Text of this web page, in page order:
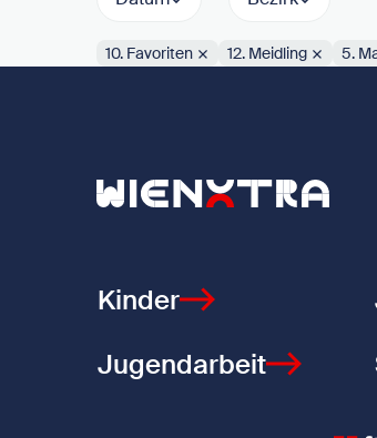
Aktive Filter:
10. Favoriten 12. Meidling 5.
Zurück zur Startseite
Kinder
Jugendarbeit